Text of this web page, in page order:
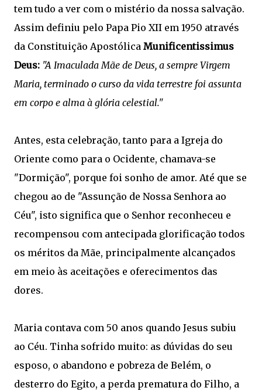
tem tudo a ver com o mistério da nossa salvação.
Assim definiu pelo Papa Pio XII em 1950 através
da Constituição Apostólica Munificentissimus
Deus: "A Imaculada Mãe de Deus, a sempre Virgem
Maria, terminado o curso da vida terrestre foi assunta
em corpo e alma à glória celestial."
Antes, esta celebração, tanto para a Igreja do
Oriente como para o Ocidente, chamava-se
"Dormição", porque foi sonho de amor. Até que se
chegou ao de "Assunção de Nossa Senhora ao
Céu", isto significa que o Senhor reconheceu e
recompensou com antecipada glorificação todos
os méritos da Mãe, principalmente alcançados
em meio às aceitações e oferecimentos das
dores.
Maria contava com 50 anos quando Jesus subiu
ao Céu. Tinha sofrido muito: as dúvidas do seu
esposo, o abandono e pobreza de Belém, o
desterro do Egito, a perda prematura do Filho, a